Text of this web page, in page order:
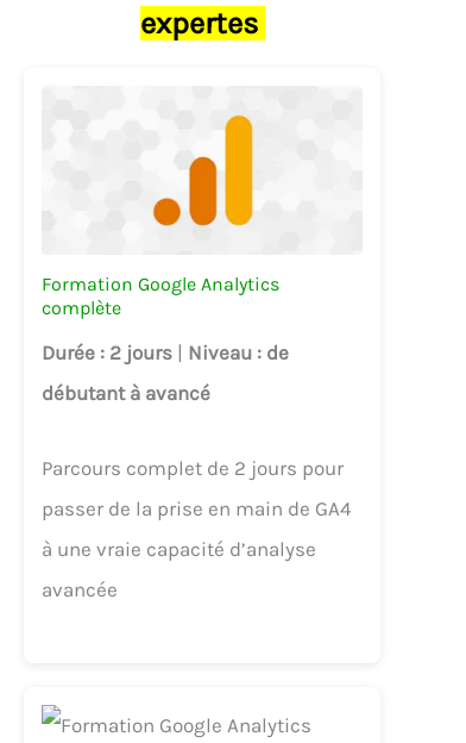
expertes
Formation Google Analytics
complète
Durée : 2 jours | Niveau : de
débutant à avancé
Parcours complet de 2 jours pour
passer de la prise en main de GA4
à une vraie capacité d’analyse
avancée